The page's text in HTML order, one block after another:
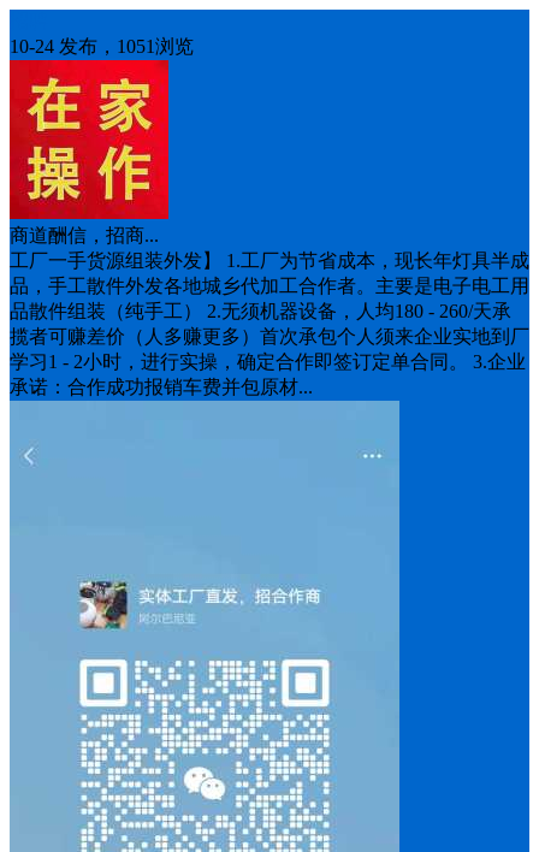
10-24 发布，1051浏览
商道酬信，招商...
工厂一手货源组装外发】 1.工厂为节省成本，现长年灯具半成
品，手工散件外发各地城乡代加工合作者。主要是电子电工用
品散件组装（纯手工） 2.无须机器设备，人均180 - 260/天承
揽者可赚差价（人多赚更多）首次承包个人须来企业实地到厂
学习1 - 2小时，进行实操，确定合作即签订定单合同。 3.企业
承诺：合作成功报销车费并包原材...